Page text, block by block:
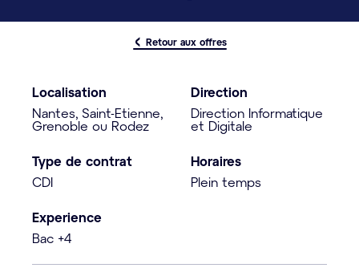
Retour aux offres
Localisation
Nantes, Saint-Etienne,
Grenoble ou Rodez
Direction
Direction Informatique
et Digitale
Type de contrat
CDI
Horaires
Plein temps
Experience
Bac +4